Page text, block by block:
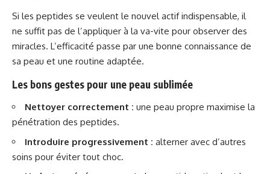
Si les peptides se veulent le nouvel actif indispensable, il
ne suffit pas de l’appliquer à la va-vite pour observer des
miracles. L’efficacité passe par une bonne connaissance de
sa peau et une routine adaptée.
Les bons gestes pour une peau sublimée
Nettoyer correctement : une peau propre maximise la
pénétration des peptides.
Introduire progressivement : alterner avec d’autres
soins pour éviter tout choc.